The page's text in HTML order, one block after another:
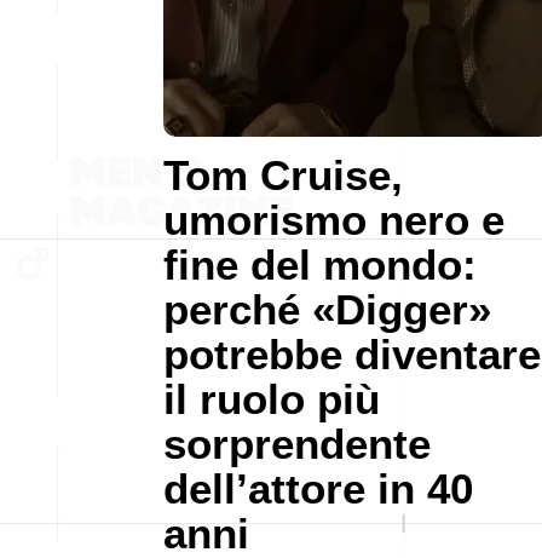
Tom Cruise,
umorismo nero e
fine del mondo:
perché «Digger»
potrebbe diventare
il ruolo più
sorprendente
dell’attore in 40
anni